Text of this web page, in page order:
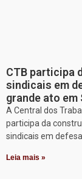
CTB participa
sindicais em
grande ato em
A Central dos
participa da
sindicais em defesa
Leia mais »